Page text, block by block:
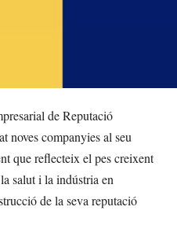
de Reputació
noves companyies al seu
que reflecteix el pes creixent
salut i la indústria en
de la seva reputació